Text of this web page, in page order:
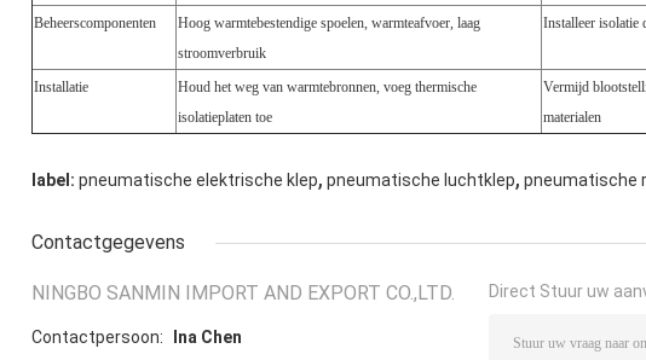
Beheerscomponenten
Hoog warmtebestendige spoelen, warmteafvoer, laag
stroomverbruik
Installeer isolatie
Installatie
Houd het weg van warmtebronnen, voeg thermische
isolatieplaten toe
Vermijd
materialen
label: pneumatische elektrische klep, pneumatische luchtklep, pneumatische
Contactgegevens
NINGBO SANMIN IMPORT AND EXPORT CO.,LTD.
Contactpersoon:
Ina Chen
Direct Stuur uw